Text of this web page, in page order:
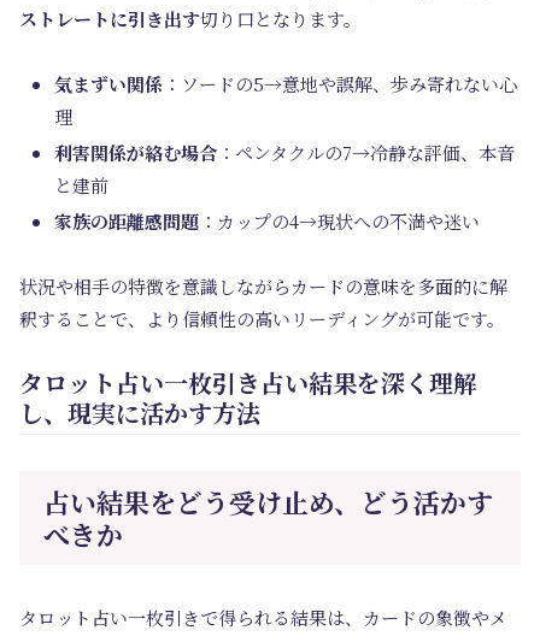
ストレートに引き出す切り口となります。
気まずい関係 ：ソードの5→意地や誤解、歩み寄れない心
理
利害関係が絡む場合 ：ペンタクルの7→冷静な評価、本音
と建前
家族の距離感問題 ：カップの4→現状への不満や迷い
状況や相手の特徴を意識しながらカードの意味を多面的に解
釈することで、より信頼性の高いリーディングが可能です。
タロット占い一枚引き占い結果を深く理解
し、現実に活かす方法
占い結果をどう受け止め、どう活かす
べきか
タロット占い一枚引きで得られる結果は、カードの象徴やメ